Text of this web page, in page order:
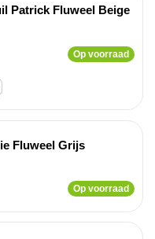
Patrick Fluweel Beige
Op voorraad
Fluweel Grijs
Op voorraad